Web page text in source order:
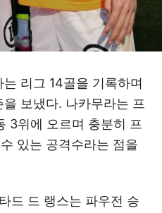
리그 14골을 기록하며
보냈다. 나카무라는 프
3위에 오르며 충분히 프
있는 공격수라는 점을
드 드 랭스는 파우전 승